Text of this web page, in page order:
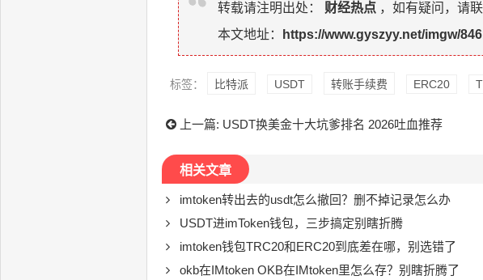
转载请注明出处： 财经热点 ，如有疑问，请
本文地址：
https://www.gyszyy.net/imgw/
标签： 比特派 USDT 转账手续费 ERC20
上一篇: USDT换美金十大坑爹排名 2026吐血推荐
相关文章
imtoken转出去的usdt怎么撤回？删不掉记录怎么办
USDT进imToken钱包，三步搞定别瞎折腾
imtoken钱包TRC20和ERC20到底差在哪，别选错了
okb在IMtoken OKB在IMtoken里怎么存？别瞎折腾了